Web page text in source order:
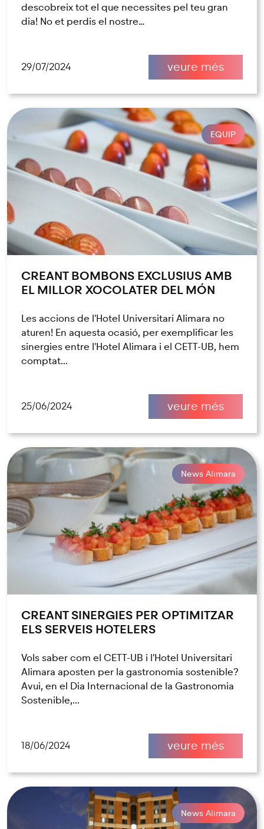
descobreix tot el que necessites pel teu gran
dia! No et perdis el nostre…
29/07/2024 veure més
EQUIP
CREANT BOMBONS EXCLUSIUS AMB
EL MILLOR XOCOLATER DEL MÓN
Les accions de l'Hotel Universitari Alimara no
aturen! En aquesta ocasió, per exemplificar les
sinergies entre l'Hotel Alimara i el CETT-UB, hem
comptat...
25/06/2024 veure més
News Alimara
CREANT SINERGIES PER OPTIMITZAR
ELS SERVEIS HOTELERS
Vols saber com el CETT-UB i l'Hotel Universitari
Alimara aposten per la gastronomia sostenible?
Avui, en el Dia Internacional de la Gastronomia
Sostenible,...
18/06/2024 veure més
News Alimara